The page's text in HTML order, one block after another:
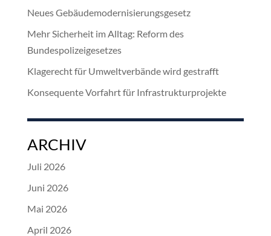
Neues Gebäudemodernisierungsgesetz
Mehr Sicherheit im Alltag: Reform des
Bundespolizeigesetzes
Klagerecht für Umweltverbände wird gestrafft
Konsequente Vorfahrt für Infrastrukturprojekte
ARCHIV
Juli 2026
Juni 2026
Mai 2026
April 2026